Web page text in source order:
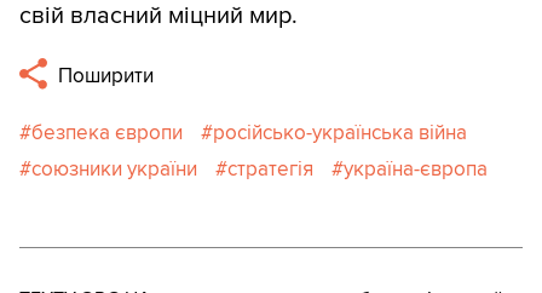
свій власний міцний мир.
Поширити
безпека європи
російсько-українська війна
союзники україни
стратегія україна-європа